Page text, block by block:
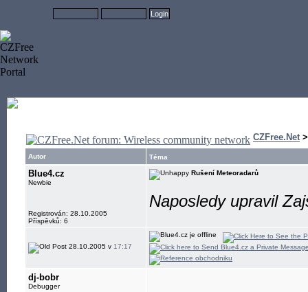
CZFree.Net
Autor Téma
Blue4.cz
Newbie
Registrován: 28.10.2005
Příspěvků: 6
Rušení Meteoradarů
Naposledy upravil
28.10.2005 v 17:17
dj-bobr
Debugger